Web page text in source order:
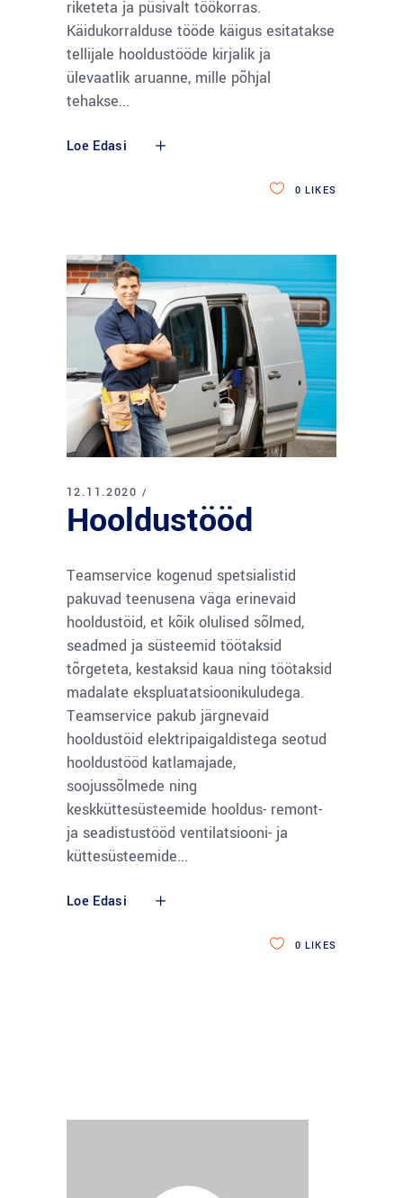
riketeta ja püsivalt töökorras.
Käidukorralduse tööde käigus esitatakse
tellijale hooldustööde kirjalik ja
ülevaatlik aruanne, mille põhjal
tehakse
Loe Edasi
0 LIKES
12.11.2020
Hooldustööd
Teamservice kogenud spetsialistid
pakuvad teenusena väga erinevaid
hooldustöid, et kõik olulised sõlmed,
seadmed ja süsteemid töötaksid
tõrgeteta, kestaksid kaua ning töötaksid
madalate ekspluatatsioonikuludega.
Teamservice pakub järgnevaid
hooldustöid elektripaigaldistega seotud
hooldustööd katlamajade,
soojussõlmede ning
keskküttesüsteemide hooldus- remont-
ja seadistustööd ventilatsiooni- ja
küttesüsteemide
Loe Edasi
0 LIKES